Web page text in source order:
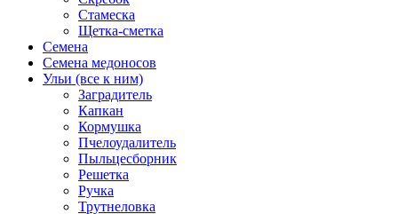
Стамеска
Щетка-сметка
Семена
Семена медоносов
Ульи (все к ним)
Заградитель
Капкан
Кормушка
Пчелоудалитель
Пыльцесборник
Решетка
Ручка
Трутнеловка